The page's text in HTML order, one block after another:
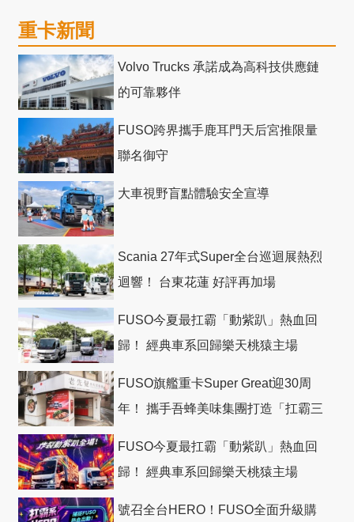
重卡新聞
Volvo Trucks 承諾成為高科技供應鏈
的可靠夥伴
FUSO跨界攜手鹿耳門天后宮推限量
聯名御守
大車視野盲點體驗安全宣導
Scania 27年式Super全台巡迴展熱烈
迴響！ 台東花蓮 好評再加場
FUSO今夏最扛霸「動紫趴」熱血回
歸！ 經典車系回歸樂天桃猿主場
FUSO旗艦重卡Super Great迎30周
年！ 攜手吾蜂美味集團打造「扛霸三
FUSO今夏最扛霸「動紫趴」熱血回
歸！ 經典車系回歸樂天桃猿主場
號召全台HERO！FUSO全面升級購